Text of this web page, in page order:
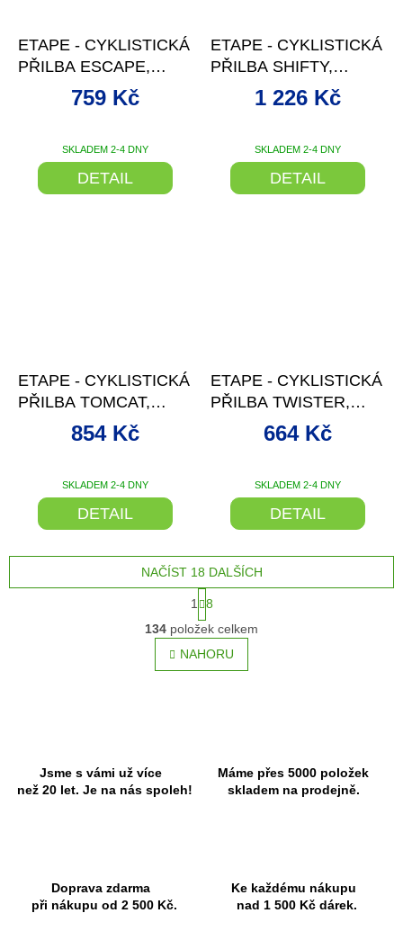
ETAPE - CYKLISTICKÁ
PŘILBA ESCAPE,
ČERNÁ/ZELENÁ MAT
SKLADEM 2-4 DNY
759 Kč
DETAIL
ETAPE - CYKLISTICKÁ
PŘILBA SHIFTY,
ČERNÁ/ŠEDÁ MAT
SKLADEM 2-4 DNY
1 226 Kč
DETAIL
ETAPE - CYKLISTICKÁ
PŘILBA TOMCAT,
LIMETA/ČERNÁ MAT
SKLADEM 2-4 DNY
854 Kč
DETAIL
ETAPE - CYKLISTICKÁ
PŘILBA TWISTER,
ČERNÁ/BÍLÁ MAT
SKLADEM 2-4 DNY
664 Kč
DETAIL
O
v
l
á
NAČÍST 18 DALŠÍCH
t
r
á
n
k
1
8
134 položek celkem
NAHORU
Jsme s vámi už více
než 20 let. Je na nás spoleh!
Máme přes 5000 položek
skladem na prodejně.
Doprava zdarma
při nákupu od 2 500 Kč.
Ke každému nákupu
nad 1 500 Kč dárek.